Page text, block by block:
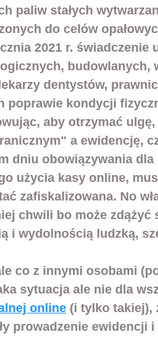
paliw stałych
do celów
2021 r. świadczenie
budowlanych,
dentystów,
poprawie kondycji
aby otrzymać
a ewidencję,
dniu obowiązywania
użycia kasy online,
zafiskalizowana. No
chwili bo może zdążyć
i wydolnością ludzką,
co z innymi osobami
sytuacja ale nie dla
online (i tylko takiej),
prowadzenie ewidencji